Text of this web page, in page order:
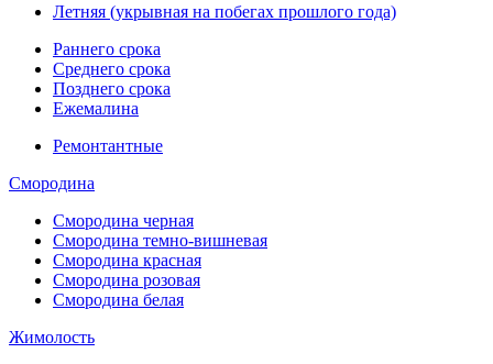
Летняя (укрывная на побегах прошлого года)
Раннего срока
Среднего срока
Позднего срока
Ежемалина
Ремонтантные
Смородина
Смородина черная
Смородина темно-вишневая
Смородина красная
Смородина розовая
Смородина белая
Жимолость